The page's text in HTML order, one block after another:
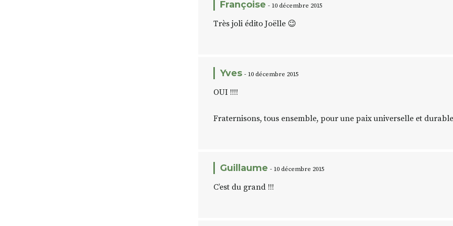
Françoise - 10 décembre 2015
Très joli édito Joëlle 😉
Yves - 10 décembre 2015
OUI !!!!
Fraternisons, tous ensemble, pour une paix universelle et
Guillaume - 10 décembre 2015
C’est du grand !!!